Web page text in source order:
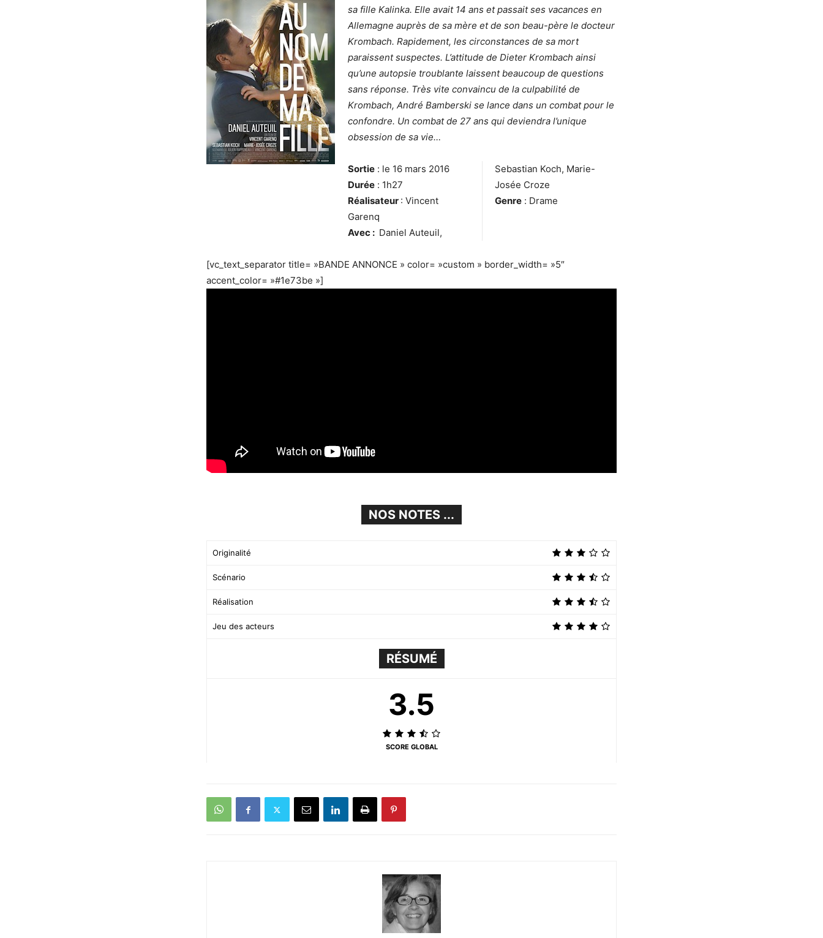
sa fille Kalinka. Elle avait 14 ans et passait ses vacances en
Allemagne auprès de sa mère et de son beau-père le docteur
Krombach. Rapidement, les circonstances de sa mort
paraissent suspectes. L’attitude de Dieter Krombach ainsi
qu’une autopsie troublante laissent beaucoup de questions
sans réponse. Très vite convaincu de la culpabilité de
Krombach, André Bamberski se lance dans un combat pour le
confondre. Un combat de 27 ans qui deviendra l’unique
obsession de sa vie…
Sortie : le 16 mars 2016
Durée : 1h27
Réalisateur : Vincent
Garenq
Avec : Daniel Auteuil,
Sebastian Koch, Marie-
Josée Croze
Genre: Drame
[vc_text_separator title= »BANDE ANNONCE » color= »custom » border_width= »5″
accent_color= »#1e73be »]
NOS NOTES ...
Originalité
Scénario
Réalisation
Jeu des acteurs
RÉSUMÉ
3.5
SCORE GLOBAL